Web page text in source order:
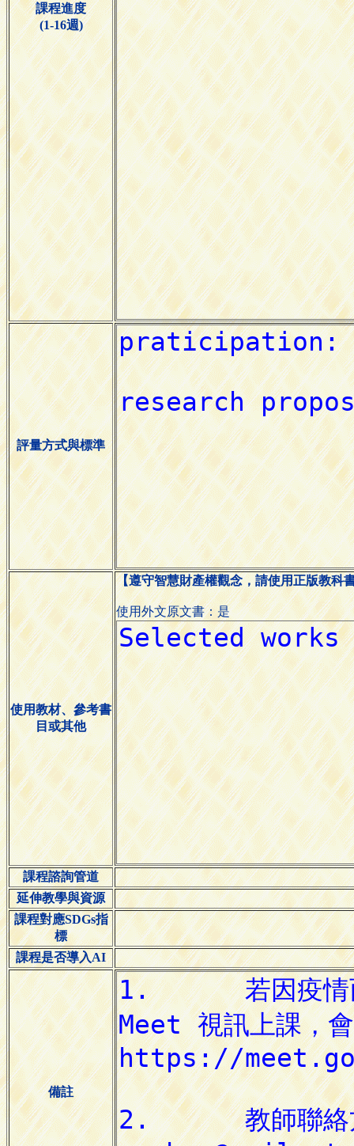
課程進度
(1-16週)
評量方式與標準
使用教材、參考書
目或其他
【遵守智慧財產權觀念，請使用正版教科
使用外文原文書：是
課程諮詢管道
延伸教學與資源
課程對應SDGs指
標
課程是否導入AI
備註